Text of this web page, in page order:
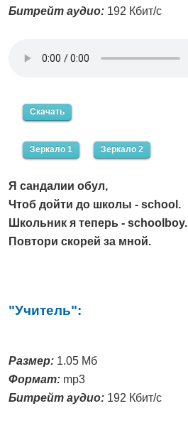
Битрейт аудио: 192 Кбит/с
Скачать
Зеркало 1 Зеркало 2
Я сандалии обул,
Чтоб дойти до школы - school.
Школьник я теперь - schoolboy.
Повтори скорей за мной.
"Учитель":
Размер: 1.05 Мб
Формат: mp3
Битрейт аудио: 192 Кбит/с